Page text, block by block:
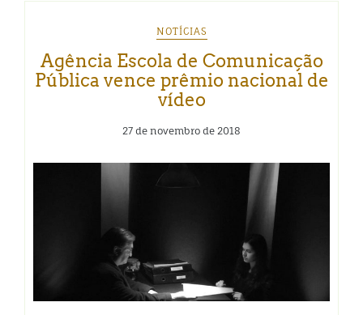
NOTÍCIAS
Agência Escola de Comunicação
Pública vence prêmio nacional de
vídeo
27 de novembro de 2018